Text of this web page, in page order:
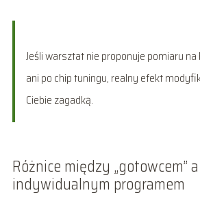
Jeśli warsztat nie proponuje pomiaru
ani po chip tuningu, realny efekt
Ciebie zagadką.
Różnice między „gotowcem” a
indywidualnym programem